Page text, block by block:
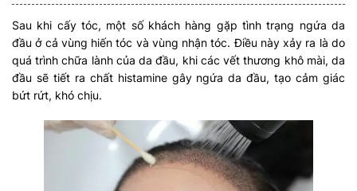
Sau khi cấy tóc, một số khách hàng gặp tình trạng ngứa da
đầu ở cả vùng hiến tóc và vùng nhận tóc. Điều này xảy ra là do
quá trình chữa lành của da đầu, khi các vết thương khô mài, da
đầu sẽ tiết ra chất histamine gây ngứa da đầu, tạo cảm giác
bứt rứt, khó chịu.